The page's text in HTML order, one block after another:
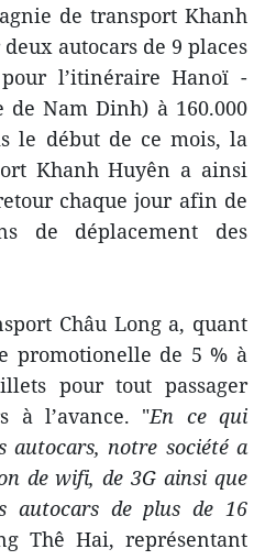
de transport Khanh
autocars de 9 places
l’itinéraire Hanoï -
Nam Dinh) à 160.000
le début de ce mois, la
Khanh Huyên a ainsi
chaque jour afin de
de déplacement des
Châu Long a, quant
promotionelle de 5 % à
pour tout passager
à l’avance. "En ce qui
autocars, notre société a
de wifi, de 3G ainsi que
autocars de plus de 16
Thê Hai, représentant